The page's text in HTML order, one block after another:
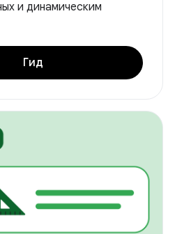
и динамическим
Гид